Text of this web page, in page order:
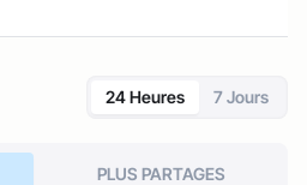
24 Heures 7 Jours
PLUS PARTAGES